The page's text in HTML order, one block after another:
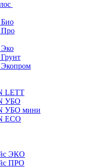
Био
Про
Эко
Экопром
LETT
УБО
УБО мини
ECO
ЭКО
ПРО